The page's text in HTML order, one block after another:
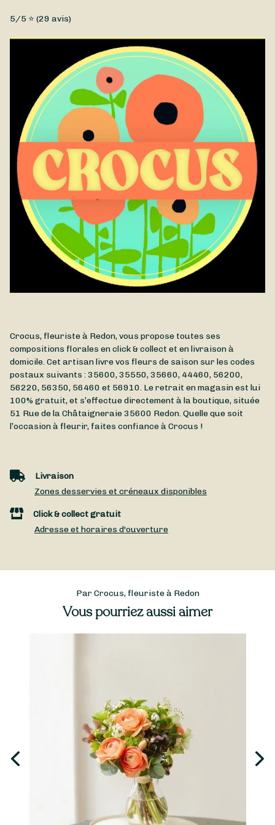
Un joli bouquet d’automne signé Crocus composé de fleurs de
saison. Disponible à la livraison à Redon et ses environs.
5/5 ⭐ (29 avis)
Crocus, fleuriste à Redon, vous propose toutes ses
compositions florales en click & collect et en livraison à
domicile. Cet artisan livre vos fleurs de saison sur les codes
postaux suivants : 35600, 35550, 35660, 44460, 56200,
56220, 56350, 56460 et 56910. Le retrait en magasin est lui
100% gratuit, et s’effectue directement à la boutique, située
51 Rue de la Châtaigneraie35600 Redon. Quelle que soit
l’occasion à fleurir, faites confiance à Crocus !
Livraison
Zones desservies et créneaux disponibles
Click & collect gratuit
Adresse et horaires d'ouverture
Par Crocus, fleuriste à Redon
Vous pourriez aussi aimer